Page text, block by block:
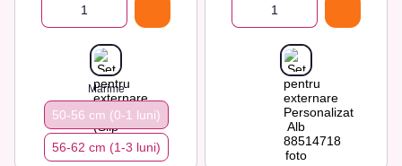
Marime
50-56 cm (0-1 luni)
56-62 сm (1-3 luni)